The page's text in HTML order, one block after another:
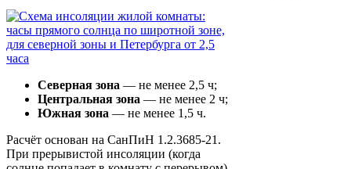
Северная зона — не менее 2,5 ч;
Центральная зона — не менее 2 ч;
Южная зона — не менее 1,5 ч.
Расчёт основан на СанПиН 1.2.3685-21.
При прерывистой инсоляции (когда